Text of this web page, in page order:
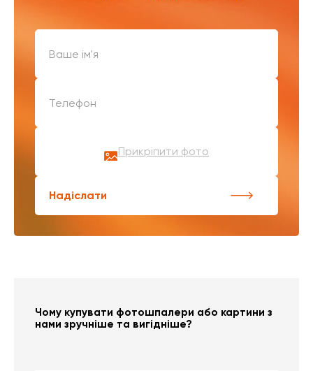
Прикріпити фото
Надіслати
Чому купувати фотошпалери або картини з
нами зручніше та вигідніше?